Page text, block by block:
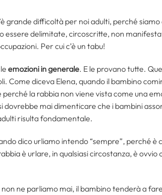
grande difficoltà per noi adulti, perché
essere delimitate, circoscritte, non
Per cui c’è un tabu!
emozioni in generale. E le provano tutte.
Come diceva Elena, quando il bambino
perché la rabbia non viene vista come una
dovrebbe mai dimenticare che i bambini
risulta fondamentale.
dico urliamo intendo “sempre”, perché è
è urlare, in qualsiasi circostanza, è
non ne parliamo mai, il bambino tenderà a